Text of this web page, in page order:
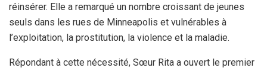
réinsérer. Elle a remarqué un nombre croissant de jeunes
seuls dans les rues de Minneapolis et vulnérables à
l’exploitation, la prostitution, la violence et la maladie.
Répondant à cette nécessité, Sœur Rita a ouvert le premier